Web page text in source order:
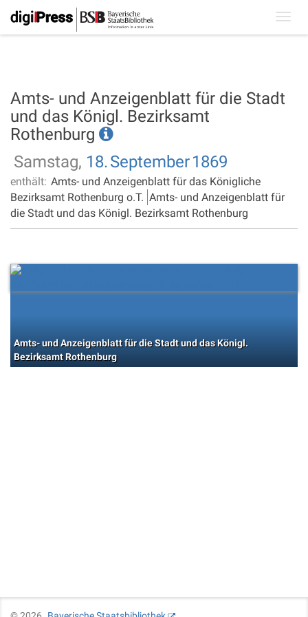
Amts- und Anzeigenblatt für die Stadt
und das Königl. Bezirksamt
Rothenburg
Samstag, 18.September1869
enthält: Amts- und Anzeigenblatt für das Königliche
Bezirksamt Rothenburg o.T. Amts- und Anzeigenblatt für
die Stadt und das Königl. Bezirksamt Rothenburg
Amts- und Anzeigenblatt für die Stadt und das Königl.
Bezirksamt Rothenburg